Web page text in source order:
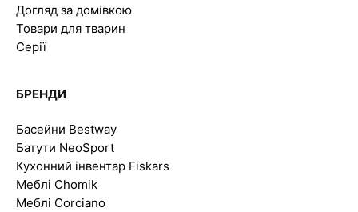
Догляд за домівкою
Товари для тварин
Серії
БРЕНДИ
Басейни Bestway
Батути NeoSport
Кухонний інвентар Fiskars
Меблі Chomik
Меблі Corciano